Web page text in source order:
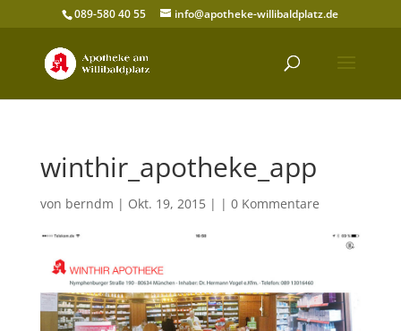
089-580 40 55 info@apotheke-willibaldplatz.de
winthir_apotheke_app
von berndm | Okt. 19, 2015 | | 0 Kommentare